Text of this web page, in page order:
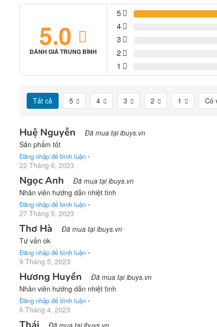
5.0
ĐÁNH GIÁ TRUNG BÌNH
5
4
3
2
1
Tất cả 5 4 3 2 1 Có
Huệ Nguyễn Đã mua tại ibuys.vn
Sản phẩm tốt
Đăng nhập để bình luận •
22 Tháng 6, 2023
Ngọc Anh Đã mua tại ibuys.vn
Nhân viên hướng dẫn nhiệt tình
Đăng nhập để bình luận •
27 Tháng 5, 2023
Thơ Hà Đã mua tại ibuys.vn
Tư vấn ok
Đăng nhập để bình luận •
9 Tháng 5, 2023
Hương Huyền Đã mua tại ibuys.vn
Nhân viên hướng dẫn nhiệt tình
Đăng nhập để bình luận •
6 Tháng 4, 2023